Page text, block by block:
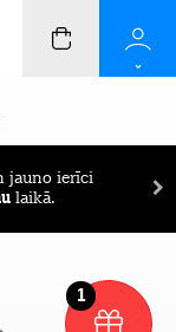
jauno ierīci
laikā.
1